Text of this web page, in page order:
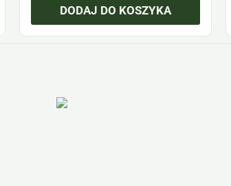
DODAJ DO KOSZYKA